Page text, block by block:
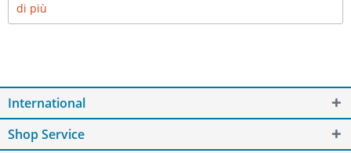
di più
International
Shop Service